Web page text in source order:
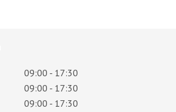
09:00 - 17:30
09:00 - 17:30
09:00 - 17:30